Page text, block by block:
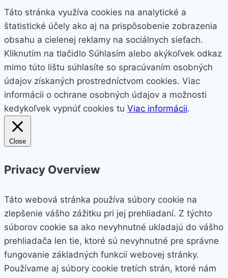
Táto stránka využíva cookies na analytické a
štatistické účely ako aj na prispôsobenie zobrazenia
obsahu a cielenej reklamy na sociálnych sieťach.
Kliknutím na tlačidlo Súhlasím alebo akýkoľvek odkaz
mimo túto lištu súhlasíte so spracúvaním osobných
údajov získaných prostredníctvom cookies. Viac
informácii o ochrane osobných údajov a možnosti
kedykoľvek vypnúť cookies tu Viac informácii.
Close
Privacy Overview
Táto webová stránka používa súbory cookie na
zlepšenie vášho zážitku pri jej prehliadaní. Z týchto
súborov cookie sa ako nevyhnutné ukladajú do vášho
prehliadača len tie, ktoré sú nevyhnutné pre správne
fungovanie základných funkcií webovej stránky.
Používame aj súbory cookie tretích strán, ktoré nám